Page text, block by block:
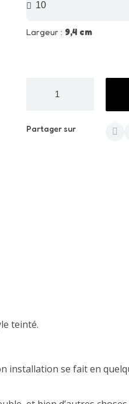
Largeur : 9,4 cm
Partager sur
teinté.
installation se fait en